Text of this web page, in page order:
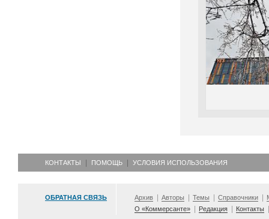
КОНТАКТЫ ПОМОЩЬ УСЛОВИЯ ИСПОЛЬЗОВАНИЯ
ОБРАТНАЯ СВЯЗЬ Архив Авторы Темы Справочники
О «Коммерсанте»
Редакция Контакты